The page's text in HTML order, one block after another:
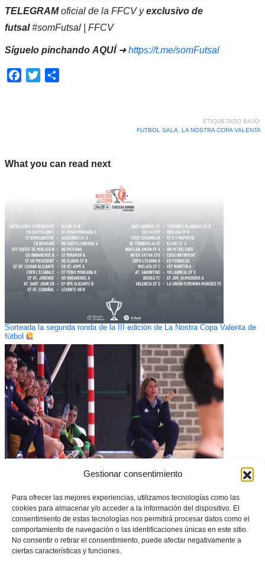
Gestionar consentimiento
Para ofrecer las mejores experiencias, utilizamos tecnologías como las
cookies para almacenar y/o acceder a la información del dispositivo. El
consentimiento de estas tecnologías nos permitirá procesar datos como el
comportamiento de navegación o las identificaciones únicas en este sitio.
No consentir o retirar el consentimiento, puede afectar negativamente a
ciertas características y funciones.
TELEGRAMoficial de la FFCV yexclusivo de
futsal#somFutsal | FFCV
Síguelo pinchando AQUÍ➜https://t.me/somFutsal
Facebook
Twitter
ETIQUETADO BAJO:
FUTBOL SALA
LA NOSTRA COPA VALENTA
What you can read next
Sorteada la segunda ronda de la III edición de La Nostra Copa Valenta de
fútbol
Valenta sub14 de fútbol sala en SUMA